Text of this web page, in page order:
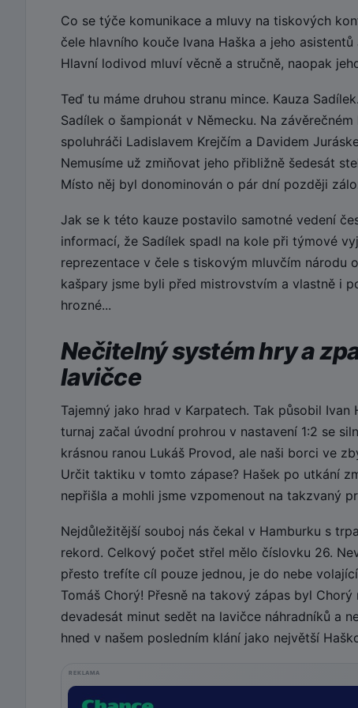
Co se týče komunikace a mluvy na tiskových
čele hlavního kouče Ivana Haška a jeho
Hlavní lodivod mluví věcně a stručně, naopak
Teď tu máme druhou stranu mince. Kauza
Sadílek o šampionát v Německu. Na
spoluhráči Ladislavem Krejčím a Davidem
Nemusíme už zmiňovat jeho přibližně šedesát
Místo něj byl donominován o pár dní později
Jak se k této kauze postavilo samotné vedení
informací, že Sadílek spadl na kole při týmové
reprezentace v čele s tiskovým mluvčím národu
kašpary jsme byli před mistrovstvím a vlastně i
hrozné...
Nečitelný systém hry a
lavičce
Tajemný jako hrad v Karpatech. Tak působil
turnaj začal úvodní prohrou v nastavení 1:2 se
krásnou ranou Lukáš Provod, ale naši borci ve
Určit taktiku v tomto zápase? Hašek po utkání
nepřišla a mohli jsme vzpomenout na takzvaný
Nejdůležitější souboj nás čekal v Hamburku s
rekord. Celkový počet střel mělo číslovku 26.
přesto trefíte cíl pouze jednou, je do nebe
Tomáš Chorý! Přesně na takový zápas byl
devadesát minut sedět na lavičce náhradníků a
hned v našem posledním klání jako největší
REKLAMA